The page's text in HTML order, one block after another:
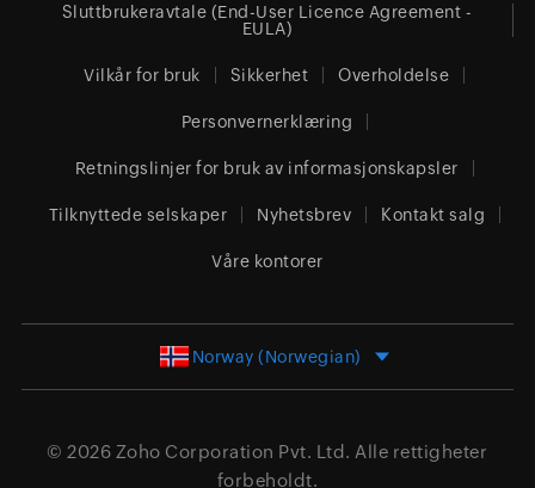
Sluttbrukeravtale (End-User Licence Agreement -
EULA)
Vilkår for bruk Sikkerhet Overholdelse
Personvernerklæring
Retningslinjer for bruk av informasjonskapsler
Tilknyttede selskaper Nyhetsbrev Kontakt salg
Våre kontorer
Norway (Norwegian)
© 2026 Zoho Corporation Pvt. Ltd. Alle rettigheter
forbeholdt.